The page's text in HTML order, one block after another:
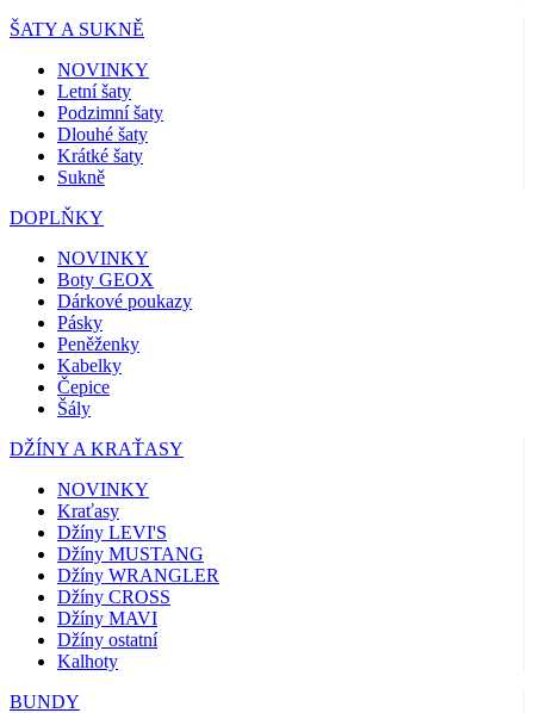
ŠATY A SUKNĚ
NOVINKY
Letní šaty
Podzimní šaty
Dlouhé šaty
Krátké šaty
Sukně
DOPLŇKY
NOVINKY
Boty GEOX
Dárkové poukazy
Pásky
Peněženky
Kabelky
Čepice
Šály
DŽÍNY A KRAŤASY
NOVINKY
Kraťasy
Džíny LEVI'S
Džíny MUSTANG
Džíny WRANGLER
Džíny CROSS
Džíny MAVI
Džíny ostatní
Kalhoty
BUNDY